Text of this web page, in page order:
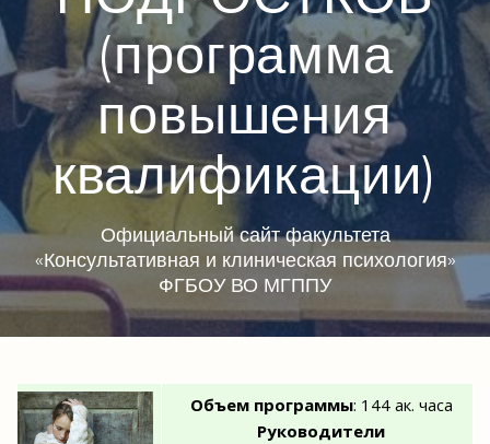
(программа
повышения
квалификации)
Официальный сайт факультета
«Консультативная и клиническая психология»
ФГБОУ ВО МГППУ
Объем программы: 144 ак. часа
Руководители